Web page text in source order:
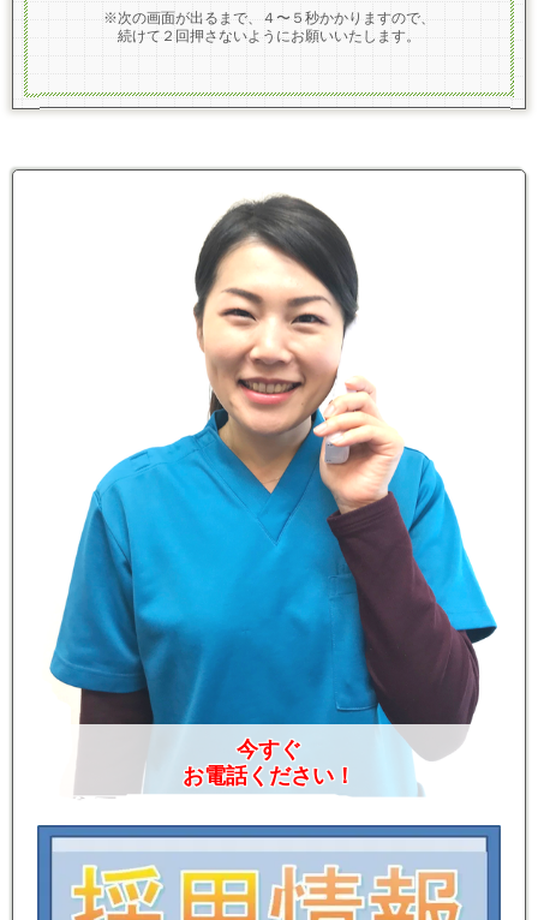
※次の画面が出るまで、４〜５秒かかりますので、
続けて２回押さないようにお願いいたします。
今すぐ
お電話ください！